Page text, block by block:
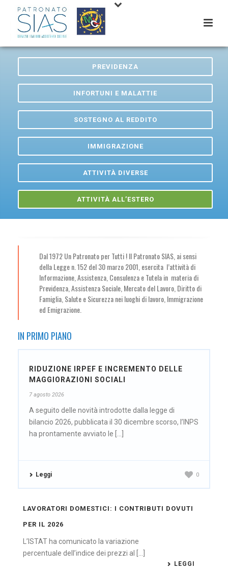
PREVIDENZA
INFORTUNI E MALATTIE
SOSTEGNO AL REDDITO
IMMIGRAZIONE
ATTIVITÀ DIVERSE
ATTIVITÀ ALL’ESTERO
Dal 1972 Un Patronato per Tutti ! Il Patronato SIAS, ai sensi
della Legge n. 152 del 30 marzo 2001, esercita l’attività di
Informazione, Assistenza, Consulenza e Tutela in materia di
Previdenza, Assistenza Sociale, Mercato del Lavoro, Diritto di
Famiglia, Salute e Sicurezza nei luoghi di lavoro, Immigrazione
ed Emigrazione.
IN PRIMO PIANO
RIDUZIONE IRPEF E INCREMENTO DELLE
MAGGIORAZIONI SOCIALI
7 agosto 2026
A seguito delle novità introdotte dalla legge di
bilancio 2026, pubblicata il 30 dicembre scorso, l’INPS
ha prontamente avviato le [...]
Leggi 0
LAVORATORI DOMESTICI: I CONTRIBUTI DOVUTI
PER IL 2026
L’ISTAT ha comunicato la variazione
percentuale dell’indice dei prezzi al [...]
LEGGI